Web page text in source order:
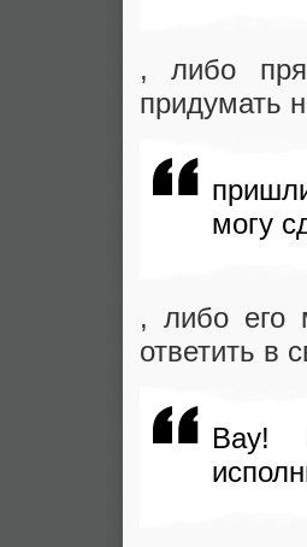
, либо
придумать
могу
, либо его
ответить в
Вау!